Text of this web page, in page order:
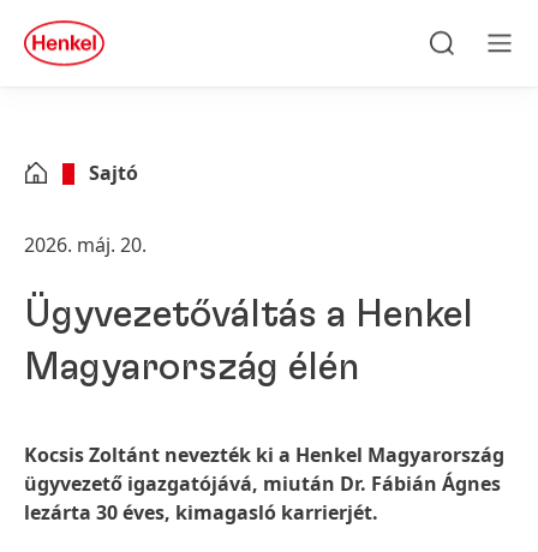
Skip to footer
quick
search
Sajtó
2026. máj. 20.
Ügyvezetőváltás a Henkel
Magyarország élén
Kocsis Zoltánt nevezték ki a Henkel Magyarország
ügyvezető igazgatójává, miután Dr. Fábián Ágnes
lezárta 30 éves, kimagasló karrierjét.